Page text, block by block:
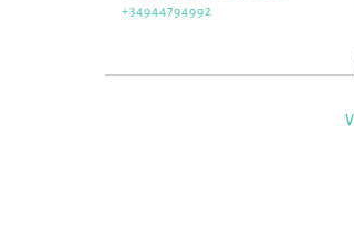
+34944794992